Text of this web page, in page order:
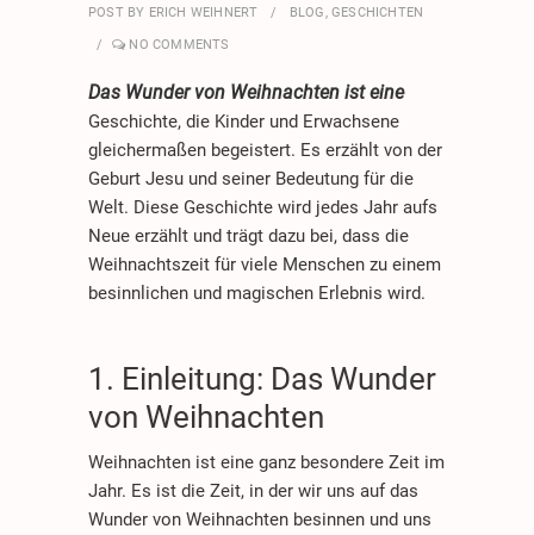
POST BY ERICH WEIHNERT BLOG,GESCHICHTEN
NO COMMENTS
Das Wunder von Weihnachten ist eine
Geschichte, die Kinder und Erwachsene
gleichermaßen begeistert. Es erzählt von der
Geburt Jesu und seiner Bedeutung für die
Welt. Diese Geschichte wird jedes Jahr aufs
Neue erzählt und trägt dazu bei, dass die
Weihnachtszeit für viele Menschen zu einem
besinnlichen und magischen Erlebnis wird.
1. Einleitung: Das Wunder
von Weihnachten
Weihnachten ist eine ganz besondere Zeit im
Jahr. Es ist die Zeit, in der wir uns auf das
Wunder von Weihnachten besinnen und uns